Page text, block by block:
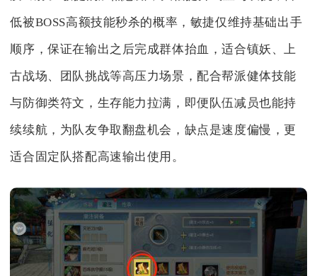
低被BOSS高额技能秒杀的概率，敏捷仅维持基础出手
顺序，保证在输出之后完成群体抬血，适合镇妖、上
古战场、团队挑战等高压力场景，配合帮派健体技能
与防御类符文，生存能力拉满，即便队伍减员也能持
续续航，为队友争取翻盘机会，缺点是速度偏慢，更
适合固定队搭配高速输出使用。